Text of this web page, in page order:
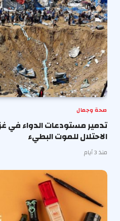
صحة وجمال
تدمير مستودعات الدواء في
الاحتلال للموت البطيء
منذ 3 أيام